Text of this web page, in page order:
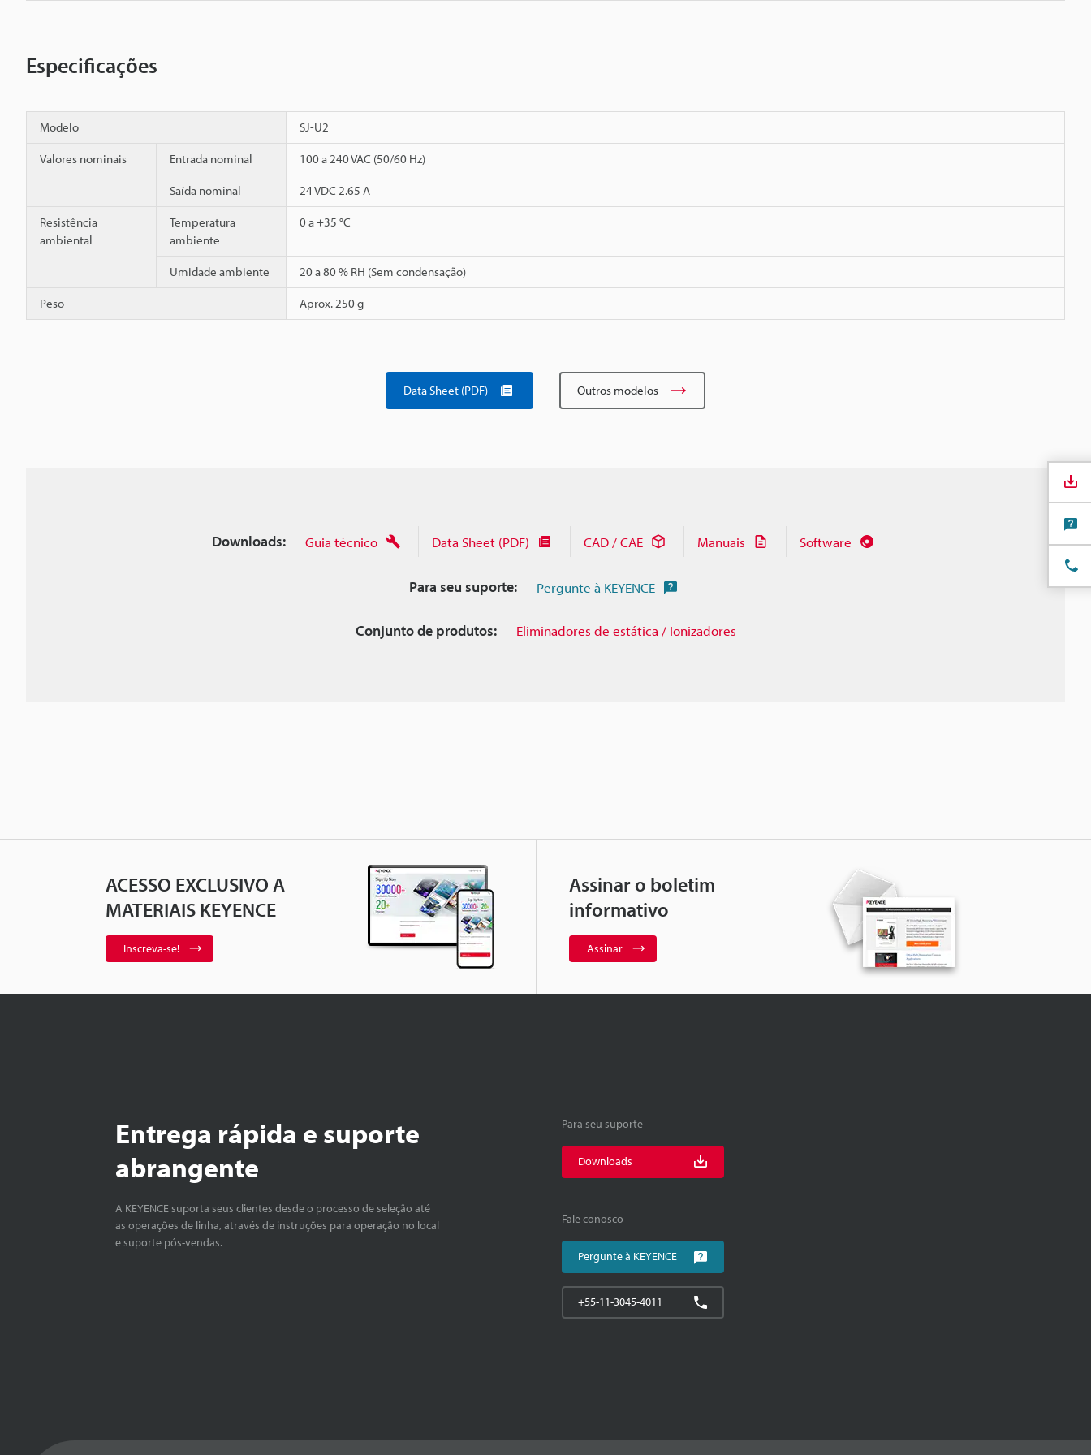
Especificações
Modelo SJ-U2
Valores nominais Entrada nominal 100 a 240 VAC (50/60 Hz)
Saída nominal 24 VDC 2.65 A
Resistência
ambiental
Temperatura
ambiente
0 a +35 °C
Umidade ambiente 20 a 80 % RH (Sem condensação)
Peso Aprox. 250 g
Data Sheet (PDF) Outros modelos
Downloads: Guia técnico Data Sheet (PDF) CAD / CAE Manuais Software
Para seu suporte: Pergunte à KEYENCE
Conjunto de produtos: Eliminadores de estática / Ionizadores
ACESSO EXCLUSIVO A
MATERIAIS KEYENCE
Inscreva-se!
Assinar o boletim
informativo
Assinar
Entrega rápida e suporte
abrangente
A KEYENCE suporta seus clientes desde o processo de seleção até
as operações de linha, através de instruções para operação no local
e suporte pós-vendas.
Para seu suporte
Downloads
Fale conosco
Pergunte à KEYENCE
+55-11-3045-4011